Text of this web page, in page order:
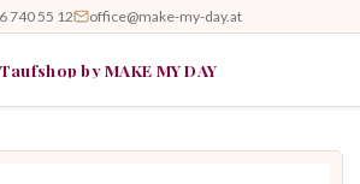
740 55 12 office@make-my-day.at
by MAKE MY DAY